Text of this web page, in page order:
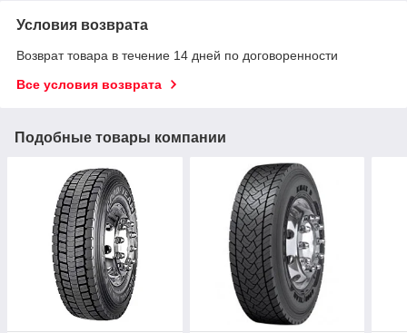
Условия возврата
Возврат товара в течение 14 дней по договоренности
Все условия возврата
Подобные товары компании